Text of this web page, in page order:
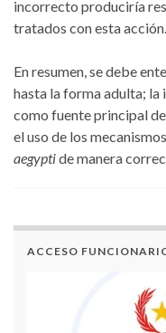
incorrecto produciría
tratados con esta acción.
En resumen, se debe
hasta la forma adulta;
como fuente principal
el uso de los
aegyptide manera
ACCESO